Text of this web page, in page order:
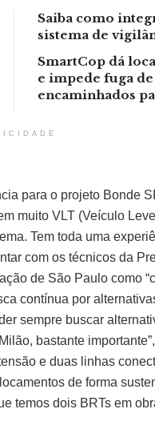
Saiba como
sistema de
SmartCop dá
e impede fuga
encaminhados
para o projeto Bonde
muito VLT (Veículo
Tem toda uma
com os técnicos da
de São Paulo como
contínua por
sempre buscar
bastante
e duas linhas
de forma
temos dois BRTs em